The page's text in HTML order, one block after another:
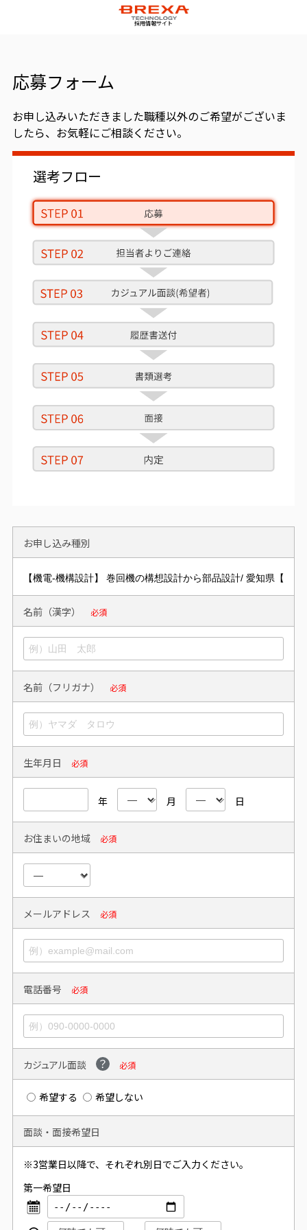
採用情報サイト
応募フォーム
お申し込みいただきました職種以外のご希望がございま
したら、お気軽にご相談ください。
選考フロー
お申し込み種別
名前（漢字） 必須
名前（フリガナ） 必須
生年月日 必須
年 月 日
お住まいの地域 必須
メールアドレス 必須
電話番号 必須
カジュアル面談 必須
希望する 希望しない
面談・面接希望日
※3営業日以降で、それぞれ別日でご入力ください。
第一希望日